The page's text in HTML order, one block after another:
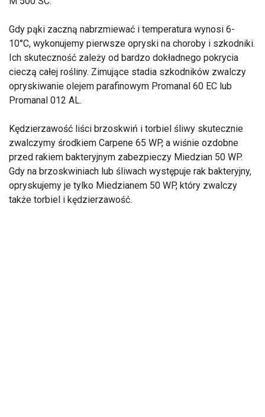
Gdy pąki zaczną nabrzmiewać i temperatura wynosi 6-
10°C, wykonujemy pierwsze opryski na choroby i szkodniki.
Ich skuteczność zależy od bardzo dokładnego pokrycia
cieczą całej rośliny. Zimujące stadia szkodników zwalczy
opryskiwanie olejem parafinowym Promanal 60 EC lub
Promanal 012 AL.
Kędzierzawość liści brzoskwiń i torbiel śliwy skutecznie
zwalczymy środkiem Carpene 65 WP, a wiśnie ozdobne
przed rakiem bakteryjnym zabezpieczy Miedzian 50 WP.
Gdy na brzoskwiniach lub śliwach występuje rak bakteryjny,
opryskujemy je tylko Miedzianem 50 WP, który zwalczy
także torbiel i kędzierzawość.